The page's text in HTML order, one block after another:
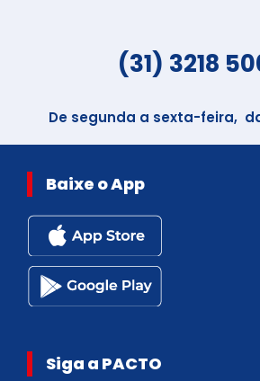
(31) 3218
De segunda a sexta-feira,
Baixe o App
Siga a PACTO